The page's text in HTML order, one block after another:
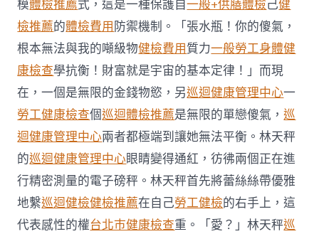
模體檢推薦式，這是一種保護自一般+供膳體檢己健
檢推薦的體檢費用防禦機制。「張水瓶！你的傻氣，
根本無法與我的噸級物健檢費用質力一般勞工身體健
康檢查學抗衡！財富就是宇宙的基本定律！」而現
在，一個是無限的金錢物慾，另巡迴健康管理中心一
勞工健康檢查個巡迴體檢推薦是無限的單戀傻氣，巡
迴健康管理中心兩者都極端到讓她無法平衡。林天秤
的巡迴健康管理中心眼睛變得通紅，彷彿兩個正在進
行精密測量的電子磅秤。林天秤首先將蕾絲絲帶優雅
地繫巡迴健檢健檢推薦在自己勞工健檢的右手上，這
代表感性的權台北巿健康檢查重。「愛？」林天秤巡